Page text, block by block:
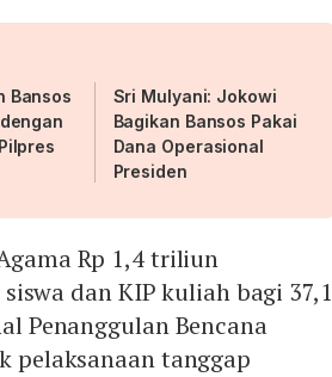
Bansos
Sri Mulyani: Jokowi
Bagikan Bansos Pakai
Dana Operasional
Presiden
Rp 1,4 triliun
dan KIP kuliah bagi 37,1
Penanggulan Bencana
pelaksanaan tanggap